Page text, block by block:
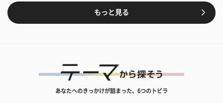
もっと見る
あなたへのきっかけが詰まった、6つのトビラ